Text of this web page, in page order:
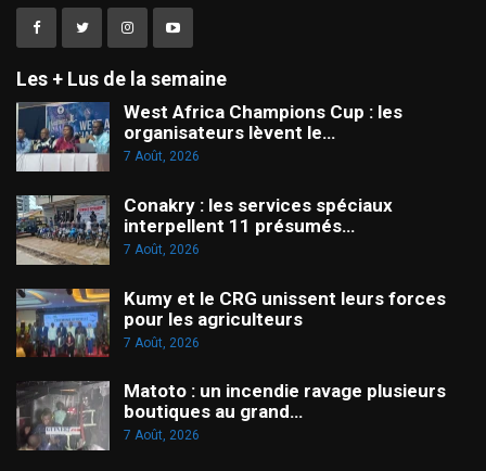
Les + Lus de la semaine
West Africa Champions Cup : les
organisateurs lèvent le…
7 Août, 2026
Conakry : les services spéciaux
interpellent 11 présumés…
7 Août, 2026
Kumy et le CRG unissent leurs forces
pour les agriculteurs
7 Août, 2026
Matoto : un incendie ravage plusieurs
boutiques au grand…
7 Août, 2026